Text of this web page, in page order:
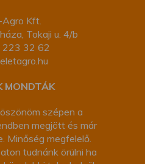
Kft.
Tokaji u. 4/b
32 62
MONDTÁK
szépen a
megjött és már
Minőség megfelelő.
tudnánk örülni ha